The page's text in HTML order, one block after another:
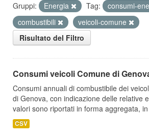
Gruppi:
Energia Tag:
consumi-
combustibili
veicoli-comune
Risultato del Filtro
Consumi veicoli Comune di
Consumi annuali di combustibile dei
di Genova, con indicazione delle relative
valori sono riportati in forma aggregata,
CSV